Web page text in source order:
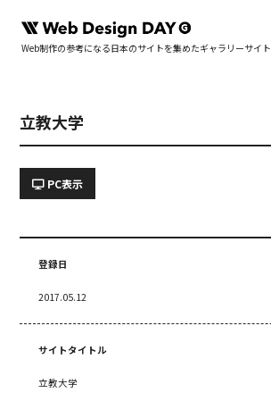
Web制作の参考になる日本のサイトを集めたギャラリーサイト
立教大学
PC表示
登録日
2017.05.12
サイトタイトル
立教大学